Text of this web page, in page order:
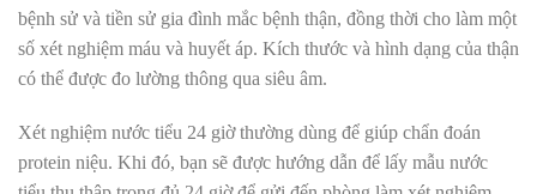
bệnh sử và tiền sử gia đình mắc bệnh thận, đồng thời cho làm một
số xét nghiệm máu và huyết áp. Kích thước và hình dạng của thận
có thể được đo lường thông qua siêu âm.
Xét nghiệm nước tiểu 24 giờ thường dùng để giúp chẩn đoán
protein niệu. Khi đó, bạn sẽ được hướng dẫn để lấy mẫu nước